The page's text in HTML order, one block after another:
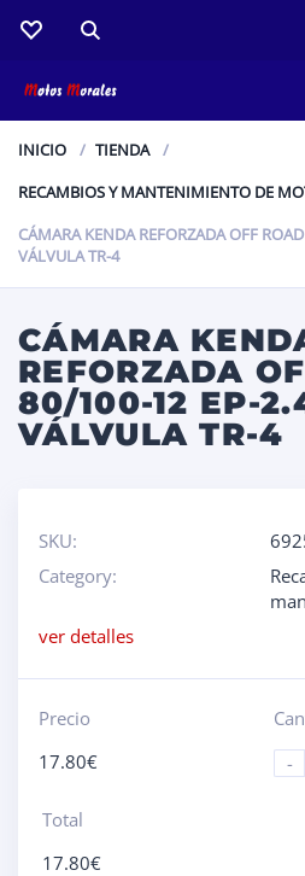
INICIO
TIENDA
RECAMBIOS Y MANTENIMIENTO DE
CÁMARA KENDA REFORZADA OFF
VÁLVULA TR-4
CÁMARA
REFORZADA
80/100-12 EP-
VÁLVULA TR-4
SKU:
Category:
ver detalles
Precio
17.80€
-
Total
17.80€